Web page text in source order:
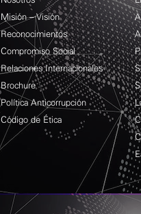
Misión – Visión
Reconocimientos
Compromiso Social
Relaciones Internacionales
Brochure
Política Anticorrupción
Código de Ética